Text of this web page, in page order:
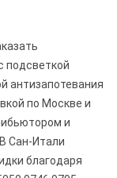
подсветкой
антизапотевания
по Москве и
и
Сан-Итали
благодаря